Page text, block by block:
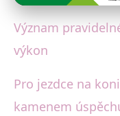
Jak
Zlepšuje
Význam
výkon
Pro jezdce na
kamenem